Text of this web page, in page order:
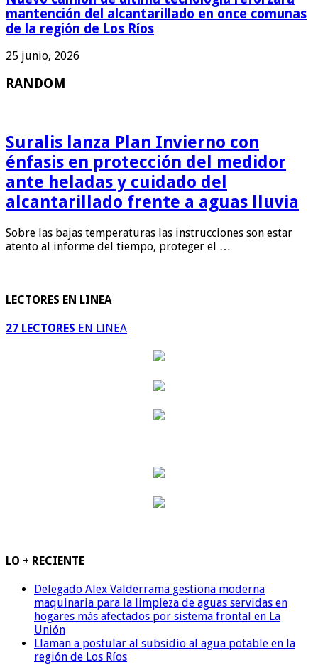
mantención del alcantarillado en once comunas
de la región de Los Ríos
25 junio, 2026
RANDOM
Suralis lanza Plan Invierno con
énfasis en protección del medidor
ante heladas y cuidado del
alcantarillado frente a aguas lluvia
Sobre las bajas temperaturas las instrucciones son estar
atento al informe del tiempo, proteger el …
LECTORES EN LINEA
27 LECTORES EN LINEA
LO + RECIENTE
Delegado Alex Valderrama gestiona moderna
maquinaria para la limpieza de aguas servidas en
hogares más afectados por sistema frontal en La
Unión
Llaman a postular al subsidio al agua potable en la
región de Los Ríos